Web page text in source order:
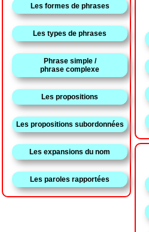
Les formes de phrases
Les types de phrases
Phrase simple /
phrase complexe
Les propositions
Les propositions subordonnées
Les expansions du nom
Les paroles rapportées